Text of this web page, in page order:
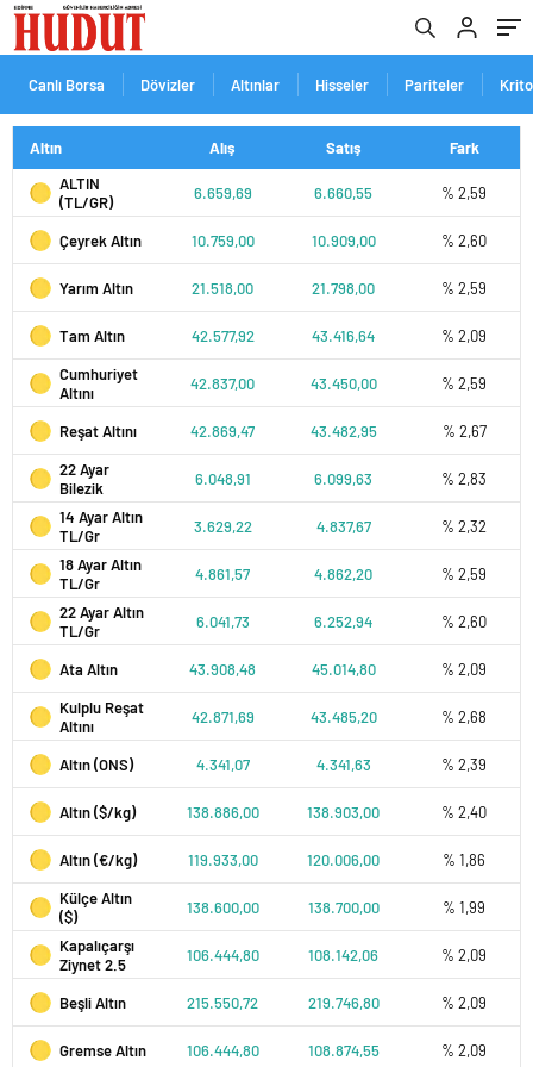
Canlı Borsa Dövizler Altınlar Hisseler Pariteler
Altın Alış Satış
Fark
ALTIN
(TL/GR)
6.659,69 6.660,55 % 2,59
Çeyrek Altın 10.759,00 10.909,00 % 2,60
Yarım Altın 21.518,00 21.798,00 % 2,59
Tam Altın 42.577,92 43.416,64
% 2,09
Cumhuriyet
Altını
42.837,00 43.450,00 % 2,59
Reşat Altını 42.869,47 43.482,95
% 2,67
22 Ayar
Bilezik
6.048,91 6.099,63
% 2,83
14 Ayar Altın
TL/Gr
3.629,22 4.837,67
% 2,32
18 Ayar Altın
TL/Gr
4.861,57 4.862,20
% 2,59
22 Ayar Altın
TL/Gr
6.041,73 6.252,94 % 2,60
Ata Altın 43.908,48 45.014,80
% 2,09
Kulplu Reşat
Altını
42.871,69 43.485,20 % 2,68
Altın (ONS) 4.341,07 4.341,63 % 2,39
Altın ($/kg) 138.886,00 138.903,00 % 2,40
Altın (€/kg) 119.933,00 120.006,00
% 1,86
Külçe Altın
($)
138.600,00 138.700,00
% 1,99
Kapalıçarşı
Ziynet 2.5
106.444,80 108.142,06 % 2,09
Beşli Altın 215.550,72 219.746,80 % 2,09
Gremse Altın 106.444,80 108.874,55 % 2,09